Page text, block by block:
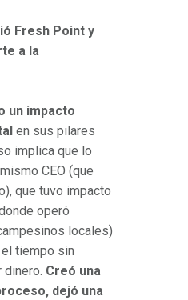
Fresh Point y
a la
un impacto
en sus pilares
implica que lo
CEO (que
que tuvo impacto
operó
locales)
tiempo sin
dinero. Creó una
dejó una